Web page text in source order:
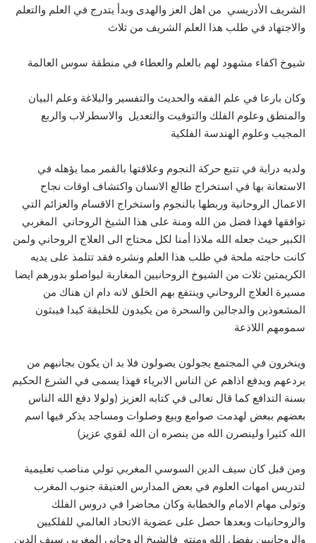
الشريف الأدريسي من اهل العز والهدى وبدأ يتدرج في العلم والتعلم
والاجتهاد في طلب هذا العلم الشريف من ثلاث
شيوخ اكفاء مشهود لهم بالعلم والعطاء في منطقة سوس العالمة
وكان بارعا في علم الفقه والحديث والتفسير والبلاغة وعلم البيان
والمنطق وعلوم الفلك والتوقيت والتعديل والاسطرلاب والربع
المجيب وعلوم الهندسة الفلكية
ولديه دراية في تتبع حركة النجوم وعلاقتها بالقمر مما يؤهله في
الاستعانة بها في استخراج طالع الانسان واكتشاف اوقات نجاح
الاعمال الروحانية وربطها بالنجوم واستخراج الاقسام والعزائم التي
توافقها فهذا فضل من الله ومنة على هذا الشيخ الروحاني المغربي
الكبير حيث جعله الله ملاذا أمنا لكل محتاج الى العلاج الروحاني ولمن
كانت حاجته ملحة في طلب هذا العلم ونشره فقد تتلمذ على يديه
الكريمتين ثلات من الشيوخ الروحانيين المغاربة ليواصلو بدورهم ايضا
مسيرة العلاج الروحاني وينتفع بهم الخلق لانه دام ان هناك من
المشعوذين والدجالين والسحرة من يكيدون للخليقة كيدا فيبثون
سمومهم اللاذعة
وينخرون في المجتمع يجولون يصولون فلا بد ان يكون بجانبهم من
يردعهم ويدفع اذاهم عن الناس الابرياء فهذا يسمى في الشرع الحكيم
بسنة التدافع كما قال تعالى في كتابه العزيز (ولولا دفع الله الناس
بعضهم ببعض لهدمت صوامع وبيع وصلوات ومساجد يذكر فيها اسم
الله كثيرا ولينصرن الله من ينصره ان الله لقوي عزيز)
ومن قبل كان سيف الدين السوسي المغربي تولي مناصب تعليمية
لتدريس امهات العلوم في بعض المدارس العتيقة جنوب المغرب
وتولى مهام الامام والخطابة وكان محاضرا في دروس الفلك
والروحانيات وبعدها حصل على عضوية الاتحاد العالمي للفلكيين
والروحانيين بفضل الله ومنته فالشيخ الروحاني المغربي سيف الدين